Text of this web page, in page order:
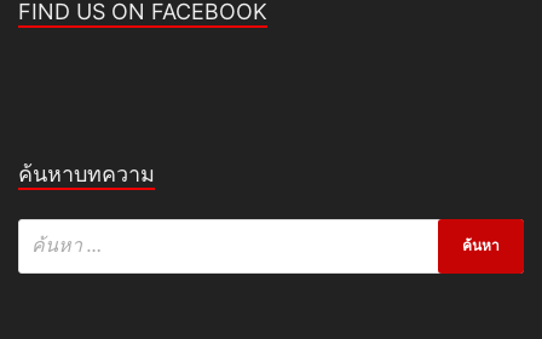
FIND US ON FACEBOOK
ค้นหาบทความ